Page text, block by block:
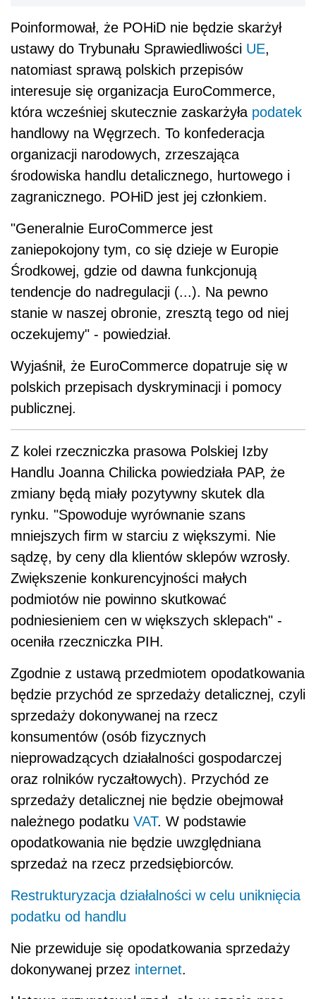
Poinformował, że POHiD nie będzie skarżył
ustawy do Trybunału Sprawiedliwości UE,
natomiast sprawą polskich przepisów
interesuje się organizacja EuroCommerce,
która wcześniej skutecznie zaskarżyła podatek
handlowy na Węgrzech. To konfederacja
organizacji narodowych, zrzeszająca
środowiska handlu detalicznego, hurtowego i
zagranicznego. POHiD jest jej członkiem.
"Generalnie EuroCommerce jest
zaniepokojony tym, co się dzieje w Europie
Środkowej, gdzie od dawna funkcjonują
tendencje do nadregulacji (...). Na pewno
stanie w naszej obronie, zresztą tego od niej
oczekujemy" - powiedział.
Wyjaśnił, że EuroCommerce dopatruje się w
polskich przepisach dyskryminacji i pomocy
publicznej.
Z kolei rzeczniczka prasowa Polskiej Izby
Handlu Joanna Chilicka powiedziała PAP, że
zmiany będą miały pozytywny skutek dla
rynku. "Spowoduje wyrównanie szans
mniejszych firm w starciu z większymi. Nie
sądzę, by ceny dla klientów sklepów wzrosły.
Zwiększenie konkurencyjności małych
podmiotów nie powinno skutkować
podniesieniem cen w większych sklepach" -
oceniła rzeczniczka PIH.
Zgodnie z ustawą przedmiotem opodatkowania
będzie przychód ze sprzedaży detalicznej, czyli
sprzedaży dokonywanej na rzecz
konsumentów (osób fizycznych
nieprowadzących działalności gospodarczej
oraz rolników ryczałtowych). Przychód ze
sprzedaży detalicznej nie będzie obejmował
należnego podatku VAT. W podstawie
opodatkowania nie będzie uwzględniana
sprzedaż na rzecz przedsiębiorców.
Restrukturyzacja działalności w celu uniknięcia
podatku od handlu
Nie przewiduje się opodatkowania sprzedaży
dokonywanej przez internet.